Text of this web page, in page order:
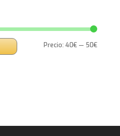
Precio
Precio
Precio:40€ — 50€